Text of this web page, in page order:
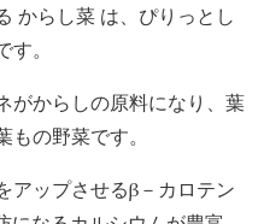
からし菜 は、ぴりっとし
。
がからしの原料になり、葉
の野菜です。
アップさせるβ－カロテン